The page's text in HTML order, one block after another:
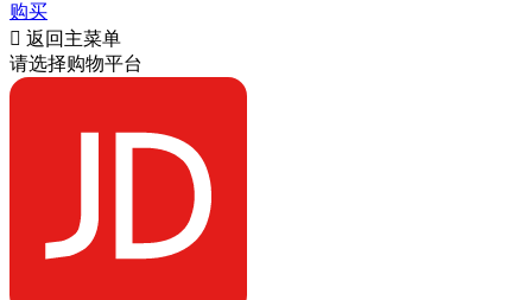
购买
 返回主菜单
请选择购物平台